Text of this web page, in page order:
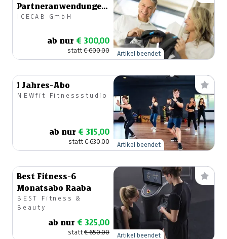
Partneranwendungen
-110°
ICECAB GmbH
ab nur € 300,00
statt€ 600,00 Artikel beendet
1 Jahres-Abo
NEWfit Fitnessstudio
ab nur € 315,00
statt€ 630,00 Artikel beendet
Best Fitness-6
Monatsabo Raaba
BEST Fitness &
Beauty
ab nur € 325,00
statt€ 650,00 Artikel beendet